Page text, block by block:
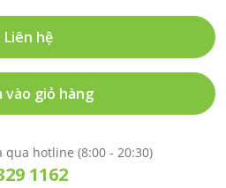
Liên hệ
vào giỏ hàng
qua hotline (8:00 - 20:30)
1162